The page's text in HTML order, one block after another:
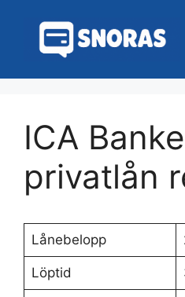
innehåll
ICA
privatlån
Lånebelopp
Löptid